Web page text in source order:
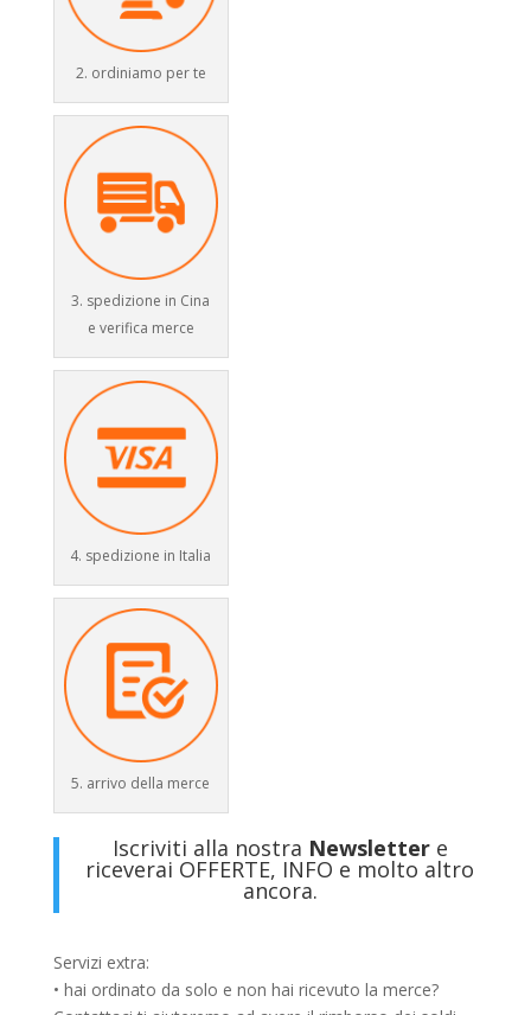
2. ordiniamo per te
3. spedizione in Cina
e verifica merce
4. spedizione in Italia
5. arrivo della merce
Iscriviti alla nostra Newslettere
riceverai OFFERTE, INFO e molto altro
ancora.
Servizi extra:
• hai ordinato da solo e non hai ricevuto la merce?